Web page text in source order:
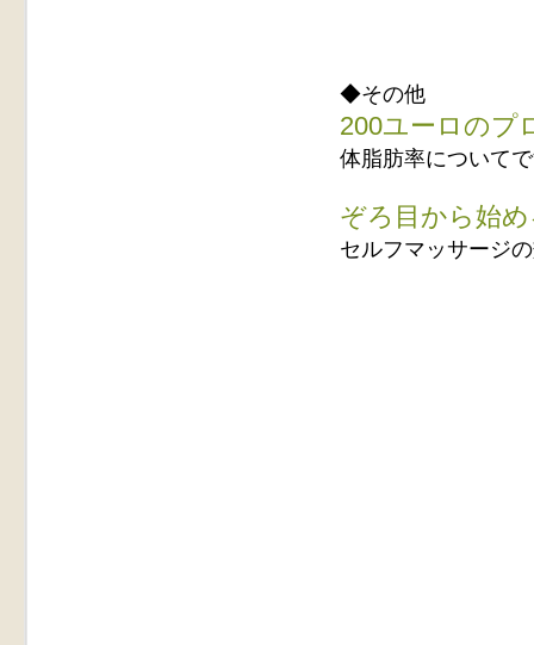
◆その他
200ユーロのプ
体脂肪率について
ぞろ目から始
セルフマッサージ